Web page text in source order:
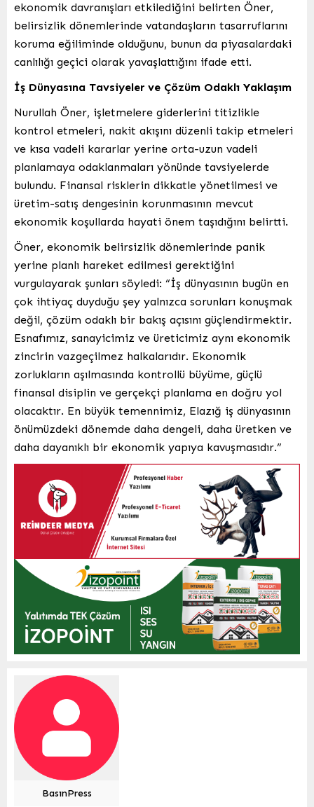
ekonomik davranışları etkilediğini belirten Öner,
belirsizlik dönemlerinde vatandaşların tasarruflarını
koruma eğiliminde olduğunu, bunun da piyasalardaki
canlılığı geçici olarak yavaşlattığını ifade etti.
İş Dünyasına Tavsiyeler ve Çözüm Odaklı Yaklaşım
Nurullah Öner, işletmelere giderlerini titizlikle
kontrol etmeleri, nakit akışını düzenli takip etmeleri
ve kısa vadeli kararlar yerine orta-uzun vadeli
planlamaya odaklanmaları yönünde tavsiyelerde
bulundu. Finansal risklerin dikkatle yönetilmesi ve
üretim-satış dengesinin korunmasının mevcut
ekonomik koşullarda hayati önem taşıdığını belirtti.
Öner, ekonomik belirsizlik dönemlerinde panik
yerine planlı hareket edilmesi gerektiğini
vurgulayarak şunları söyledi: “İş dünyasının bugün en
çok ihtiyaç duyduğu şey yalnızca sorunları konuşmak
değil, çözüm odaklı bir bakış açısını güçlendirmektir.
Esnafımız, sanayicimiz ve üreticimiz aynı ekonomik
zincirin vazgeçilmez halkalarıdır. Ekonomik
zorlukların aşılmasında kontrollü büyüme, güçlü
finansal disiplin ve gerçekçi planlama en doğru yol
olacaktır. En büyük temennimiz, Elazığ iş dünyasının
önümüzdeki dönemde daha dengeli, daha üretken ve
daha dayanıklı bir ekonomik yapıya kavuşmasıdır.”
BasınPress